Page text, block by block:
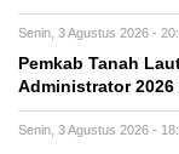
Senin, 3 Agustus 2026 -
Pemkab Tanah
Administrator 2026
Senin, 3 Agustus 2026 -